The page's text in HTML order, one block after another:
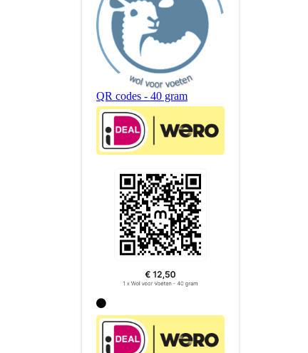
QR codes - 40 gram